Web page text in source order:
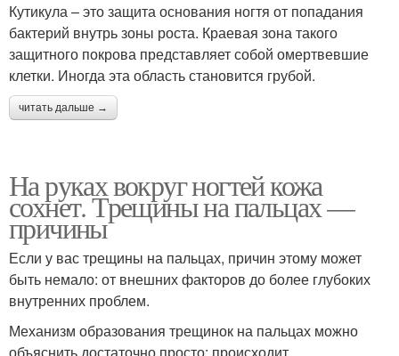
Кутикула – это защита основания ногтя от попадания
бактерий внутрь зоны роста. Краевая зона такого
защитного покрова представляет собой омертвевшие
клетки. Иногда эта область становится грубой.
читать дальше →
На руках вокруг ногтей кожа
сохнет. Трещины на пальцах —
причины
Если у вас трещины на пальцах, причин этому может
быть немало: от внешних факторов до более глубоких
внутренних проблем.
Механизм образования трещинок на пальцах можно